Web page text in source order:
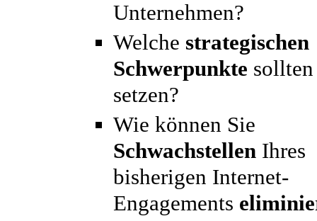
Unternehmen?
Welche strategischen
Schwerpunkte
setzen?
Wie können Sie
Schwachstellen Ihres
bisherigen Internet-
Engagements